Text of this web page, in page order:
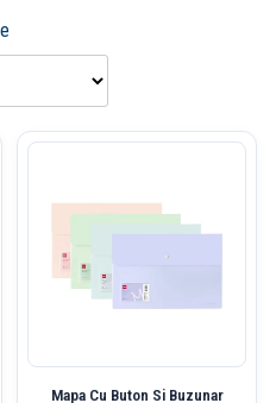
Mapa Cu Buton Si Buzunar